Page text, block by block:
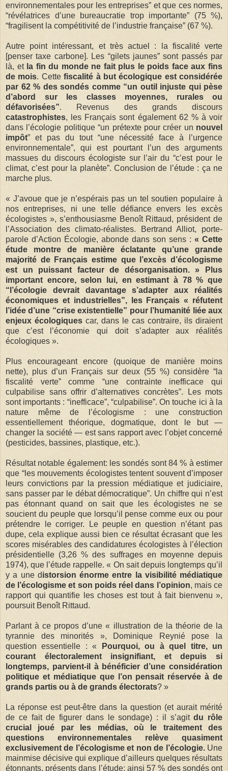
environnementales pour les entreprises” et que ces normes,
“révélatrices d’une bureaucratie trop importante” (75 %),
“fragilisent la compétitivité de l’industrie française” (67 %).
Autre point intéressant, et très actuel : la fiscalité verte
[penser taxe carbone]. Les “gilets jaunes” sont passés par
là, etla fin du monde ne fait plus le poids face aux fins
de mois. Cettefiscalité à but écologique est considérée
par 62 % des sondés comme “un outil injuste qui pèse
d’abord sur les classes moyennes, rurales ou
défavorisées”. Revenus des grands discours
catastrophistes, les Français sont également 62 % à voir
dans l’écologie politique “un prétexte pour créer un nouvel
impôt” et pas du tout “une nécessité face à l’urgence
environnementale”, qui est pourtant l’un des arguments
massues du discours écologiste sur l’air du “c’est pour le
climat, c’est pour la planète”. Conclusion de l’étude : ça ne
marche plus.
« J’avoue que je n’espérais pas un tel soutien populaire à
nos entreprises, ni une telle défiance envers les excès
écologistes », s’enthousiasme Benoît Rittaud, président de
l’Association des climato-réalistes. Bertrand Alliot, porte-
parole d’Action Écologie, abonde dans son sens : « Cette
étude montre de manière éclatante qu’une grande
majorité de Français estime que l’excès d’écologisme
est un puissant facteur de désorganisation. » Plus
important encore, selon lui, en estimant à 78 % que
“l’écologie devrait davantage s’adapter aux réalités
économiques et industrielles”, les Français « réfutent
l’idée d’une “crise existentielle” pour l’humanité liée aux
enjeux écologiques car, dans le cas contraire, ils diraient
que c’est l’économie qui doit s’adapter aux réalités
écologiques ».
Plus encourageant encore (quoique de manière moins
nette), plus d’un Français sur deux (55 %) considère “la
fiscalité verte” comme “une contrainte inefficace qui
culpabilise sans offrir d’alternatives concrètes”. Les mots
sont importants : “inefficace”, “culpabilise”. On touche ici à la
nature même de l’écologisme : une construction
essentiellement théorique, dogmatique, dont le but —
changer la société — est sans rapport avec l’objet concerné
(pesticides, bassines, plastique, etc.).
Résultat notable également: les sondés sont 84 % à estimer
que “les mouvements écologistes tentent souvent d’imposer
leurs convictions par la pression médiatique et judiciaire,
sans passer par le débat démocratique”. Un chiffre qui n’est
pas étonnant quand on sait que les écologistes ne se
soucient du peuple que lorsqu’il pense comme eux ou pour
prétendre le corriger. Le peuple en question n’étant pas
dupe, cela explique aussi bien ce résultat écrasant que les
scores misérables des candidatures écologistes à l’élection
présidentielle (3,26 % des suffrages en moyenne depuis
1974), que l’étude rappelle. « On sait depuis longtemps qu’il
y a une distorsion énorme entre la visibilité médiatique
de l’écologisme et son poids réel dans l’opinion, mais ce
rapport qui quantifie les choses est tout à fait bienvenu »,
poursuit Benoît Rittaud.
Parlant à ce propos d’une « illustration de la théorie de la
tyrannie des minorités », Dominique Reynié pose la
question essentielle : «
Pourquoi, ou à quel titre, un
courant électoralement insignifiant, et depuis si
longtemps, parvient-il à bénéficier d’une considération
politique et médiatique que l’on pensait réservée à de
grands partis ou à de grands électorats? »
La réponse est peut-être dans la question (et aurait mérité
de ce fait de figurer dans le sondage) : il s’agitdu rôle
crucial joué par les médias, où le traitement des
questions environnementales relève quasiment
exclusivement de l’écologisme et non de l’écologie. Une
mainmise décisive qui explique d’ailleurs quelques résultats
étonnants, présents dans l’étude; ainsi 57 % des sondés ont